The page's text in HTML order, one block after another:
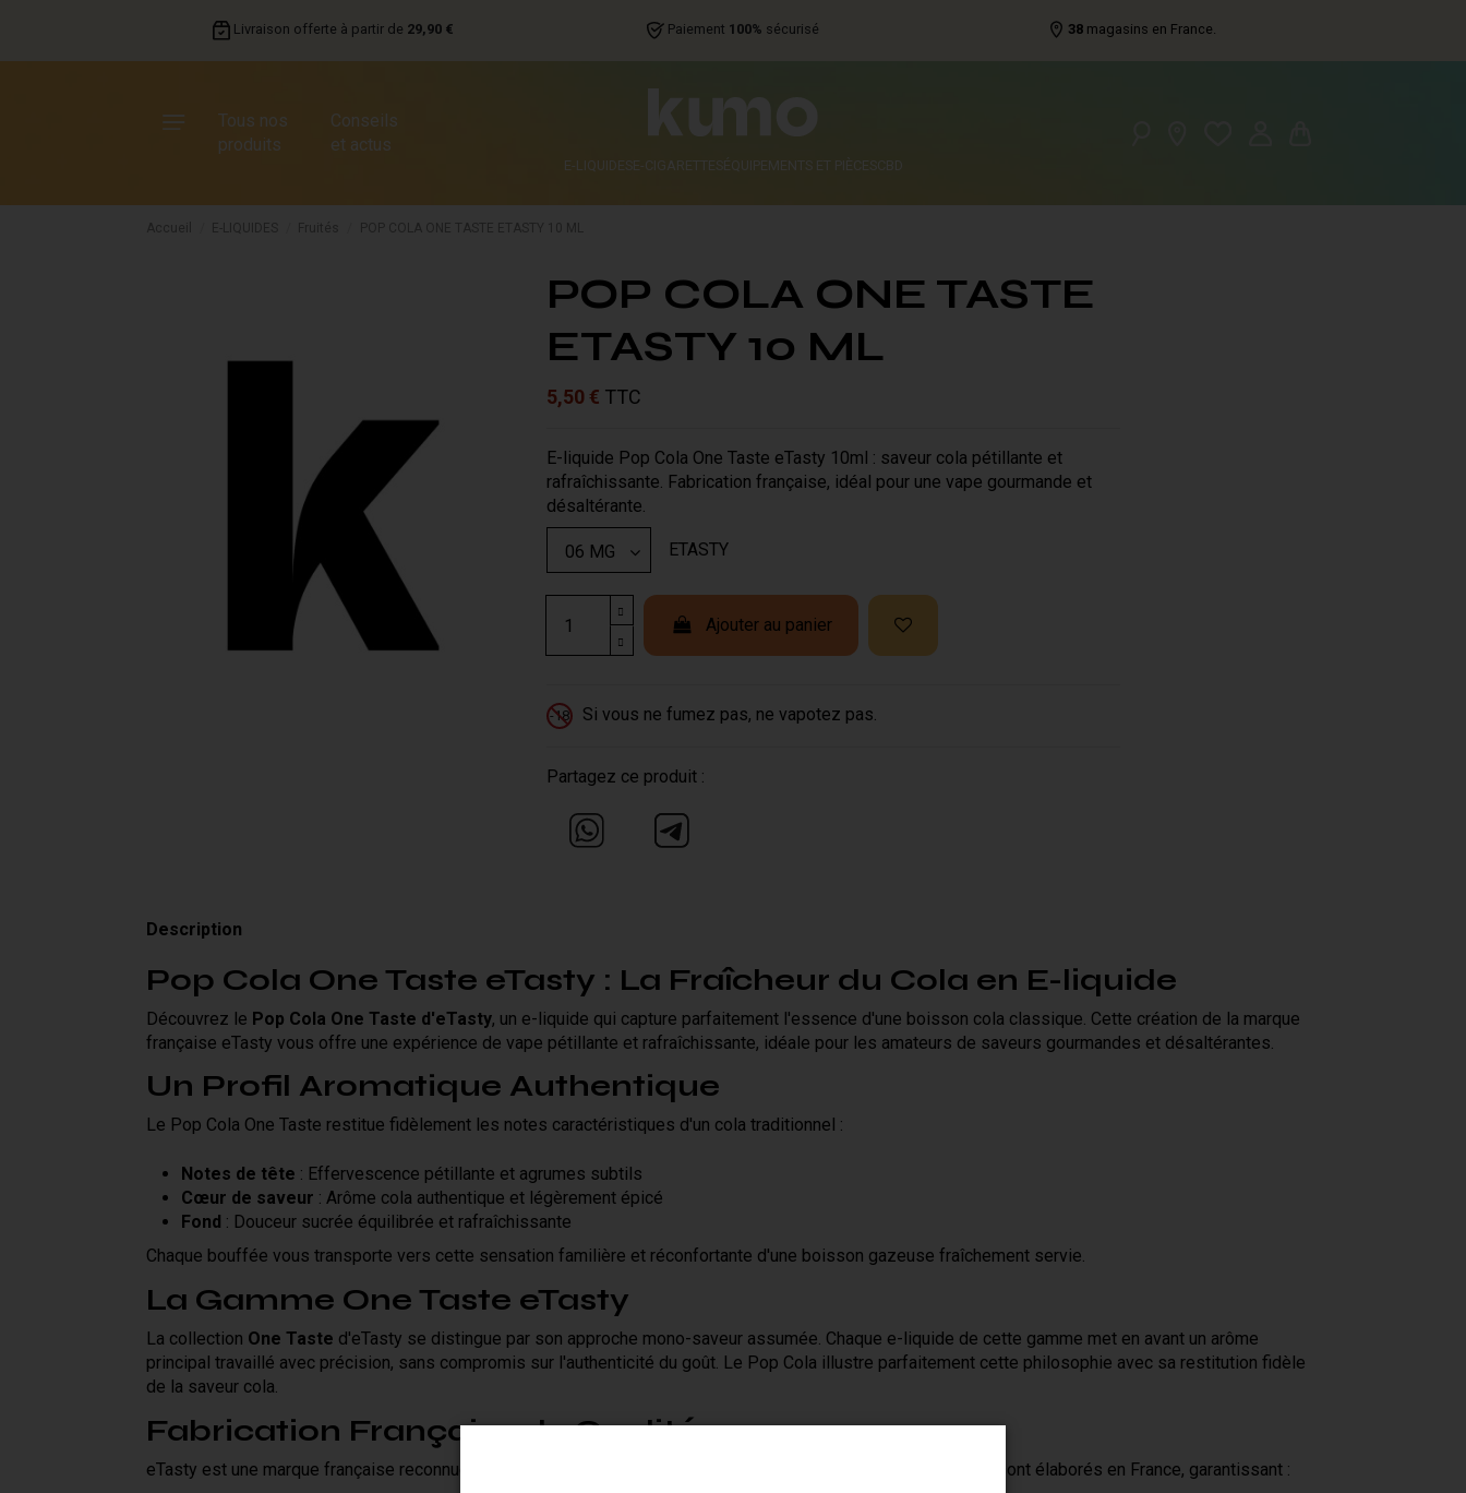
Livraison offerte à partir de 29,90 € Paiement 100% sécurisé 38 magasins en France.
Tous nos
produits
Conseils
et actus
E-LIQUIDESE-CIGARETTES ÉQUIPEMENTS ET PIÈCES CBD
POP COLA ONE TASTE
ETASTY 10 ML
5,50 € TTC
E-liquide Pop Cola One Taste eTasty 10ml : saveur cola pétillante et
rafraîchissante. Fabrication française, idéal pour une vape gourmande et
désaltérante.
ETASTY
Ajouter au panier
-18 Si vous ne fumez pas, ne vapotez pas.
Partagez ce produit :
Description
Pop Cola One Taste eTasty : La Fraîcheur du Cola en E-liquide
Découvrez le Pop Cola One Taste d'eTasty, un e-liquide qui capture parfaitement l'essence d'une boisson cola classique. Cette création de la marque
française eTasty vous offre une expérience de vape pétillante et rafraîchissante, idéale pour les amateurs de saveurs gourmandes et désaltérantes.
Un Profil Aromatique Authentique
Le Pop Cola One Taste restitue fidèlement les notes caractéristiques d'un cola traditionnel :
Notes de tête : Effervescence pétillante et agrumes subtils
Cœur de saveur : Arôme cola authentique et légèrement épicé
Fond : Douceur sucrée équilibrée et rafraîchissante
Chaque bouffée vous transporte vers cette sensation familière et réconfortante d'une boisson gazeuse fraîchement servie.
La Gamme One Taste eTasty
La collection One Taste d'eTasty se distingue par son approche mono-saveur assumée. Chaque e-liquide de cette gamme met en avant un arôme
principal travaillé avec précision, sans compromis sur l'authenticité du goût. Le Pop Cola illustre parfaitement cette philosophie avec sa restitution fidèle
de la saveur cola.
Fabrication Française de Qualité
eTasty est une marque française reconnue pour son savoir-faire dans la création d'e-liquides. Tous les produits sont élaborés en France, garantissant :